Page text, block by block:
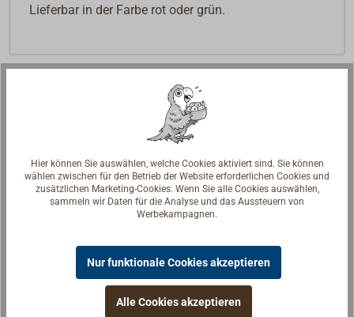
Lieferbar in der Farbe rot oder grün.
Hier können Sie auswählen, welche Cookies aktiviert sind. Sie können
wählen zwischen für den Betrieb der Website erforderlichen Cookies und
zusätzlichen Marketing-Cookies. Wenn Sie alle Cookies auswählen,
sammeln wir Daten für die Analyse und das Aussteuern von
Werbekampagnen.
Nur funktionale Cookies akzeptieren
Alle Cookies akzeptieren